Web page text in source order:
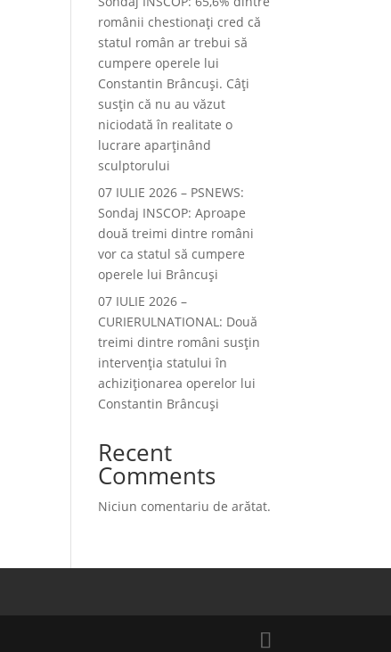
românii chestionați cred că
statul român ar trebui să
cumpere operele lui
Constantin Brâncuși. Câți
susțin că nu au văzut
niciodată în realitate o
lucrare aparținând
sculptorului
07 IULIE 2026 – PSNEWS:
Sondaj INSCOP: Aproape
două treimi dintre români
vor ca statul să cumpere
operele lui Brâncuși
07 IULIE 2026 –
CURIERULNATIONAL: Două
treimi dintre români susțin
intervenția statului în
achiziționarea operelor lui
Constantin Brâncuși
Recent
Comments
Niciun comentariu de arătat.